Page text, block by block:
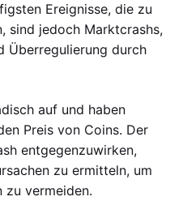
Ereignisse, die zu
sind jedoch Marktcrashs,
Überregulierung durch
auf und haben
Preis von Coins. Der
entgegenzuwirken,
zu ermitteln, um
zu vermeiden.